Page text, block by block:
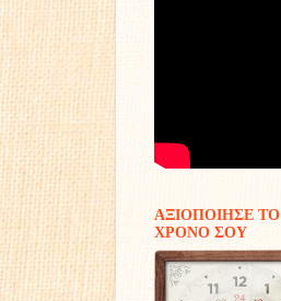
ΑΞΙΟΠΟΙΗΣΕ ΤΟ
ΧΡΟΝΟ ΣΟΥ